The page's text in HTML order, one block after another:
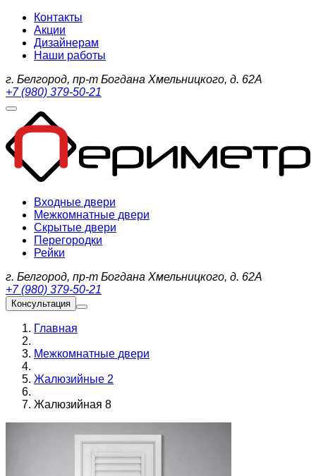
Контакты
Акции
Дизайнерам
Наши работы
г. Белгород, пр-т Богдана Хмельницкого, д. 62А
+7 (980) 379-50-21
Входные двери
Межкомнатные двери
Скрытые двери
Перегородки
Рейки
г. Белгород, пр-т Богдана Хмельницкого, д. 62А
+7 (980) 379-50-21
Консультация
Главная
Межкомнатные двери
Жалюзийные 2
Жалюзийная 8